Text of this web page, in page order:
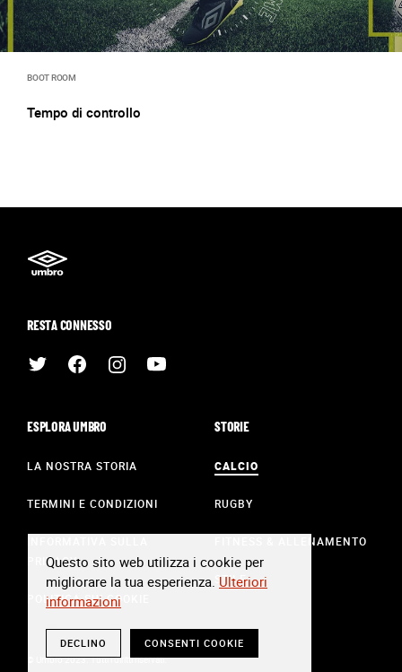
BOOT ROOM
Tempo di controllo
RESTA CONNESSO
ESPLORA UMBRO
LA NOSTRA STORIA
TERMINI E CONDIZIONI
PRIVACY
POLITICA SUI COOKIE
STORIE
CALCIO
RUGBY
FITNESS & ALLENAMENTO
STILE
© Umbro 2023. Tutti i diritti riservati.
Questo sito web utilizza i cookie per
migliorare la tua esperienza. Ulteriori
informazioni
DECLINO CONSENTI COOKIE